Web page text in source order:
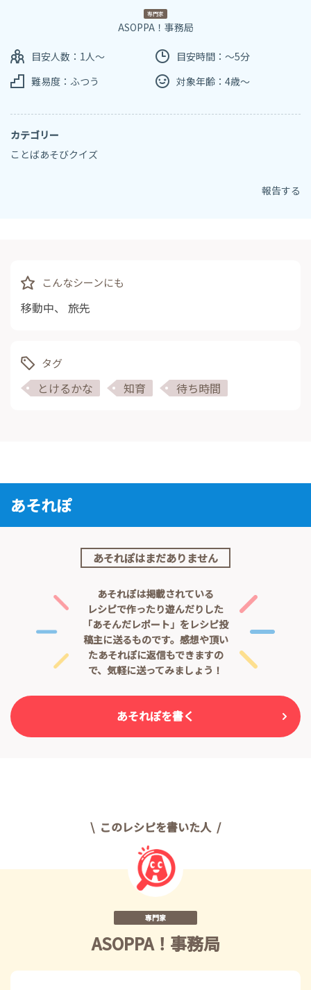
専門家
ASOPPA！事務局
目安人数：1人～
目安時間：～5分
難易度：ふつう
対象年齢：4歳～
カテゴリー
ことばあそびクイズ
報告する
こんなシーンにも
移動中、 旅先
タグ
とけるかな 知育 待ち時間
あそれぽ
あそれぽはまだありません
あそれぽは掲載されている
レシピで作ったり遊んだりした
「あそんだレポート」をレシピ投
稿主に送るものです。 感想や頂い
たあそれぽに返信もできますの
で、気軽に送ってみましょう！
あそれぽを書く
このレシピを書いた人
専門家
ASOPPA！事務局